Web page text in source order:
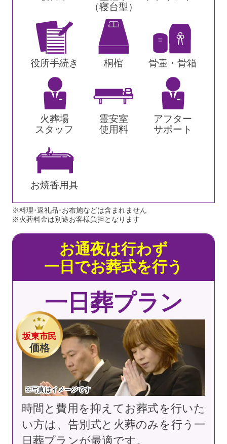
（寝台型）
役所手続き 桐棺 骨壷・骨箱
火葬場
スタッフ
霊安室
使用料
アフター
サポート
お焼香用具
※料理･返礼品･お布施などは含まれません
※火葬料金は別途お客様負担となります
坂東市民
価格
※写真はイメージです
お通夜は行わず
一日でお葬式を行う
一日葬プラン
時間と費用を抑えてお葬式を行いた
い方は、告別式と火葬のみを行う一
日葬プランが最適です。